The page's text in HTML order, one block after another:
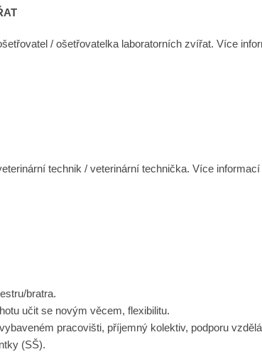
/ ošetřovatelka laboratorních zvířat. Více
technik / veterinární technička. Více informací
bratra.
učit se novým věcem, flexibilitu.
pracovišti, příjemný kolektiv, podporu
(SŠ).